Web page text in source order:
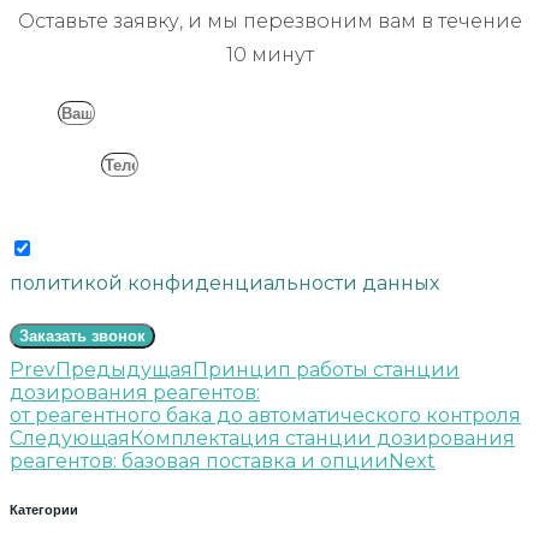
Оставьте заявку, и мы перезвоним вам в течение
10 минут
политикой конфиденциальности данных
Заказать звонок
PrevПредыдущая Принцип работы станции
дозирования реагентов:
от реагентного бака до автоматического контроля
Следующая Комплектация станции дозирования
реагентов: базовая поставка и опции Next
Категории